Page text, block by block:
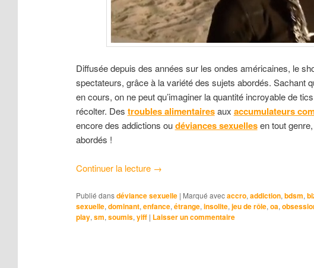
Diffusée depuis des années sur les ondes américaines, le
spectateurs, grâce à la variété des sujets abordés. Sachant
en cours, on ne peut qu’imaginer la quantité incroyable de
récolter. Des troubles alimentairesaux accumulateurs
encore des addictions oudéviances sexuellesen tout genre,
abordés !
Continuer la lecture →
Publié dans déviance sexuelle | Marqué avec accro, addiction, bdsm,
sexuelle, dominant, enfance, étrange, insolite, jeu de rôle, oa,
play, sm, soumis, yiff | Laisser un commentaire